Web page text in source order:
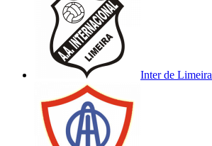
Inter de Limeira